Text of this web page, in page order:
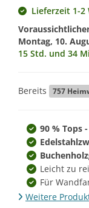
Lieferzeit 1-2
Montag, 10.
15 Std. und 34
Bereits 757
90 % Tops
Leicht zu
Für
Weitere